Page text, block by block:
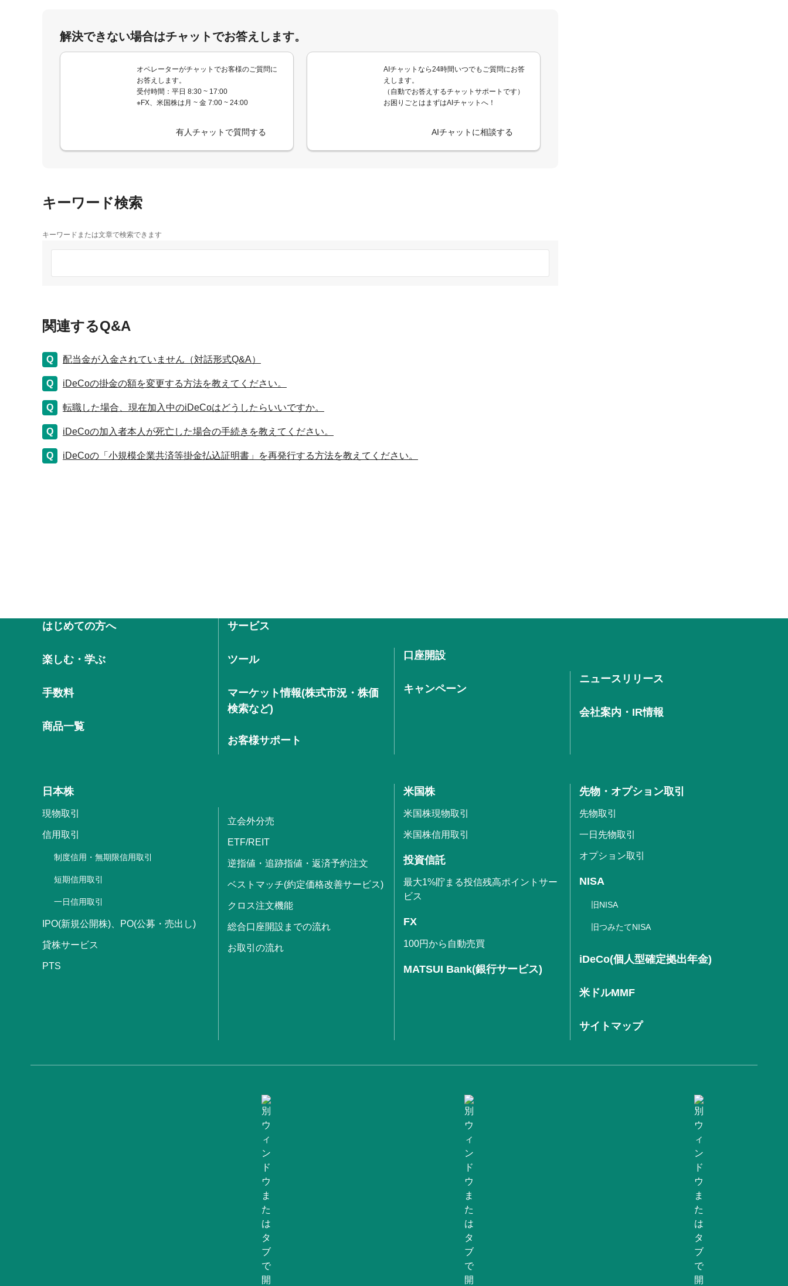
解決できない場合はチャットでお答えします。
オペレーターがチャットでお客様のご質問に
お答えします。
受付時間：平日 8:30 ~ 17:00
※FX、米国株は月 ~ 金 7:00 ~ 24:00
有人チャットで質問する
AIチャットなら24時間いつでもご質問にお答
えします。
（自動でお答えするチャットサポートです）
お困りごとはまずはAIチャットへ！
AIチャットに相談する
キーワード検索
キーワードまたは文章で検索できます
関連するQ&A
配当金が入金されていません（対話形式Q&A）
iDeCoの掛金の額を変更する方法を教えてください。
転職した場合、現在加入中のiDeCoはどうしたらいいですか。
iDeCoの加入者本人が死亡した場合の手続きを教えてください。
iDeCoの「小規模企業共済等掛金払込証明書」を再発行する方法を教えてください。
はじめての方へ
楽しむ・学ぶ
手数料
商品一覧
サービス
ツール
マーケット情報(株式市況・株価
検索など)
お客様サポート
口座開設
キャンペーン
ニュースリリース
会社案内・IR情報
日本株
現物取引
信用取引
制度信用・無期限信用取引
短期信用取引
一日信用取引
IPO(新規公開株)、PO(公募・売出し)
貸株サービス
PTS
立会外分売
ETF/REIT
逆指値・追跡指値・返済予約注文
ベストマッチ(約定価格改善サービス)
クロス注文機能
総合口座開設までの流れ
お取引の流れ
米国株
米国株現物取引
米国株信用取引
投資信託
最大1%貯まる投信残高ポイントサー
ビス
FX
100円から自動売買
MATSUI Bank(銀行サービス)
先物・オプション取引
先物取引
一日先物取引
オプション取引
NISA
旧NISA
旧つみたてNISA
iDeCo(個人型確定拠出年金)
米ドルMMF
サイトマップ